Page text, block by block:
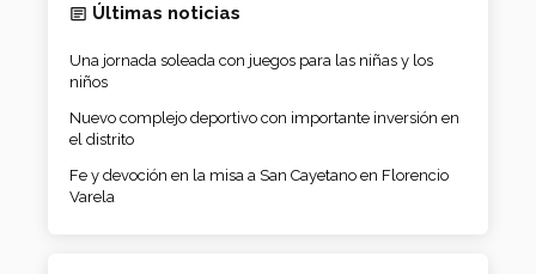
Últimas noticias
Una jornada soleada con juegos para las niñas y los
niños
Nuevo complejo deportivo con importante inversión en
el distrito
Fe y devoción en la misa a San Cayetano en Florencio
Varela